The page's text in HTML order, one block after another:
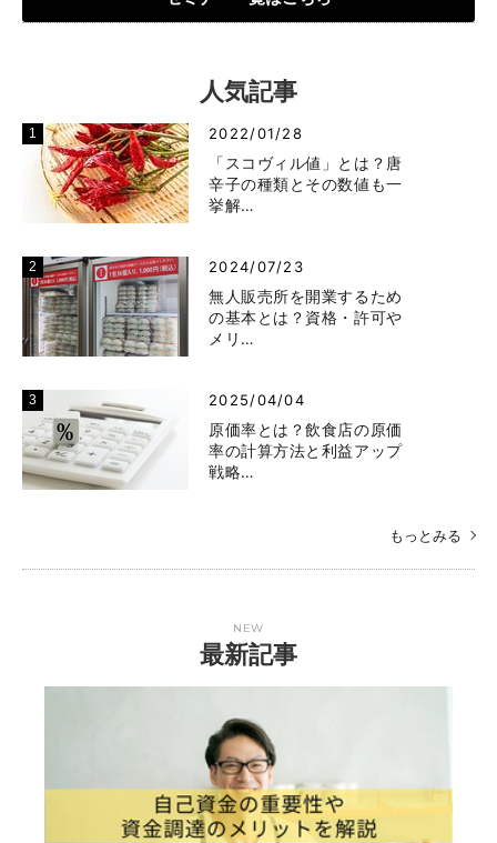
人気記事
2022/01/28
「スコヴィル値」とは？唐
辛子の種類とその数値も一
挙解…
2024/07/23
無人販売所を開業するため
の基本とは？資格・許可や
メリ…
2025/04/04
原価率とは？飲食店の原価
率の計算方法と利益アップ
戦略…
もっとみる
NEW
最新記事